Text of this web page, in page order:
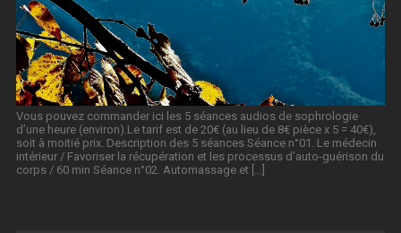
Vous pouvez commander ici les 5 séances audios de sophrologie
d’une heure (environ).Le tarif est de 20€ (au lieu de 8€ pièce x 5 = 40€),
soit à moitié prix. Description des 5 séances Séance n°01. Le médecin
intérieur / Favoriser la récupération et les processus d’auto-guérison du
corps / 60 min Séance n°02. Automassage et […]